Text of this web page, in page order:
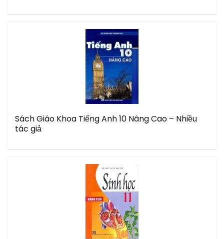
Sách Giáo Khoa Tiếng Anh 10 Nâng Cao – Nhiều
tác giả